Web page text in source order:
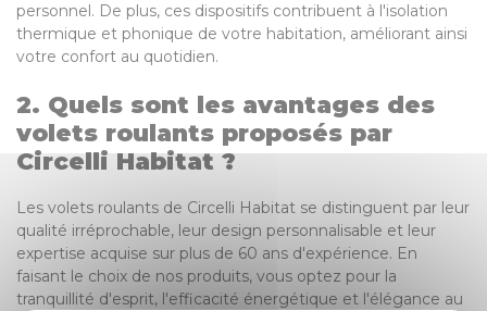
personnel. De plus, ces dispositifs contribuent à l'isolation
thermique et phonique de votre habitation, améliorant ainsi
votre confort au quotidien.
2. Quels sont les avantages des
volets roulants proposés par
Circelli Habitat ?
Les volets roulants de Circelli Habitat se distinguent par leur
qualité irréprochable, leur design personnalisable et leur
expertise acquise sur plus de 60 ans d'expérience. En
faisant le choix de nos produits, vous optez pour la
tranquillité d'esprit, l'efficacité énergétique et l'élégance au